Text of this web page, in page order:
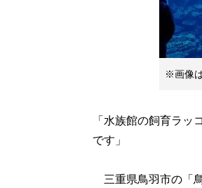
※画像
「水族館の飼育ラ
です」
三重県鳥羽市の「